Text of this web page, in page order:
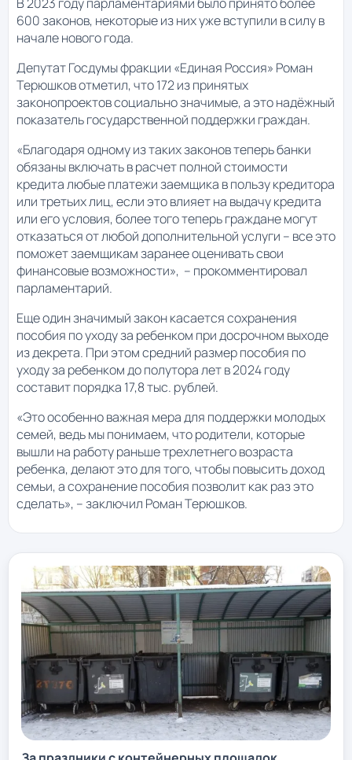
600 законов, некоторые из них уже вступили в силу в
начале нового года.
Депутат Госдумы фракции «Единая Россия» Роман
Терюшков отметил, что 172 из принятых
законопроектов социально значимые, а это надёжный
показатель государственной поддержки граждан.
«Благодаря одному из таких законов теперь банки
обязаны включать в расчет полной стоимости
кредита любые платежи заемщика в пользу кредитора
или третьих лиц, если это влияет на выдачу кредита
или его условия, более того теперь граждане могут
отказаться от любой дополнительной услуги – все это
поможет заемщикам заранее оценивать свои
финансовые возможности», – прокомментировал
парламентарий.
Еще один значимый закон касается сохранения
пособия по уходу за ребенком при досрочном выходе
из декрета. При этом средний размер пособия по
уходу за ребенком до полутора лет в 2024 году
составит порядка 17,8 тыс. рублей.
«Это особенно важная мера для поддержки молодых
семей, ведь мы понимаем, что родители, которые
вышли на работу раньше трехлетнего возраста
ребенка, делают это для того, чтобы повысить доход
семьи, а сохранение пособия позволит как раз это
сделать», – заключил Роман Терюшков.